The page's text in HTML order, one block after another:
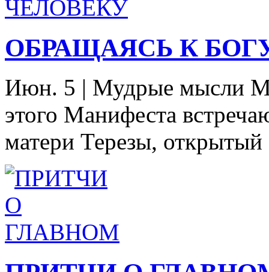
ОБРАЩАЯСЬ К
Июн. 5 | Мудрые мысли
этого Манифеста
матери Терезы,